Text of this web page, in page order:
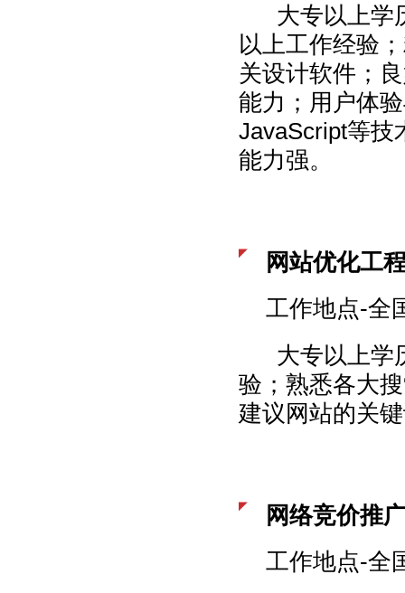
大专以上学
以上工作经验
关设计软件；
能力；用户体
JavaScript等技
能力强。
网站优化工
工作地点-全
大专以上学
验；熟悉各大
建议网站的关
网络竞价推
工作地点-全